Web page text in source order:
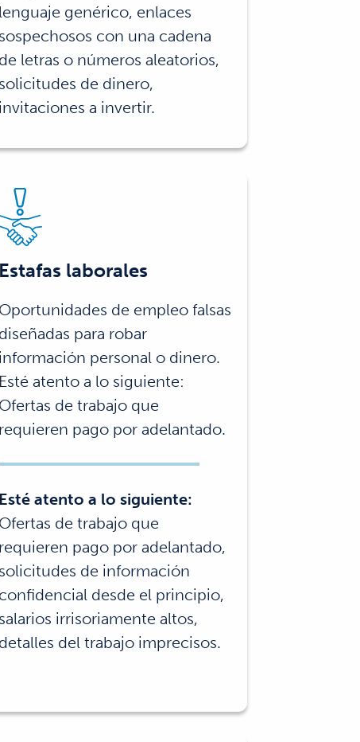
lenguaje genérico, enlaces
sospechosos con una cadena
de letras o números aleatorios,
solicitudes de dinero,
invitaciones a invertir.
Estafas laborales
Oportunidades de empleo falsas
diseñadas para robar
información personal o dinero.
Esté atento a lo siguiente:
Ofertas de trabajo que
requieren pago por adelantado.
Esté atento a lo siguiente:
Ofertas de trabajo que
requieren pago por adelantado,
solicitudes de información
confidencial desde el principio,
salarios irrisoriamente altos,
detalles del trabajo imprecisos.